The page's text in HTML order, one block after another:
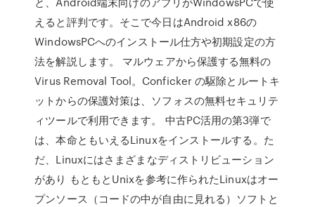
えると評判です。そこで今日はAndroid x86の
WindowsPCへのインストール仕方や初期設定の方
法を解説します。 マルウェアから保護する無料の
Virus Removal Tool。Conficker の駆除とルートキ
ットからの保護対策は、ソフォスの無料セキュリテ
ィツールで利用できます。 中古PC活用の第3弾で
は、本命ともいえるLinuxをインストールする。た
だ、Linuxにはさまざまなディストリビューション
があり もともとUnixを参考に作られたLinuxはオー
プンソース（コードの中が自由に見れる）ソフトと